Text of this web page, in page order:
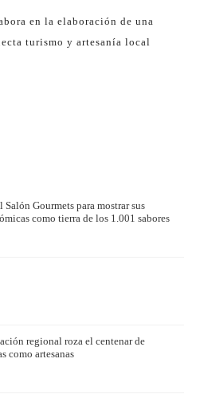
en la elaboración de una
turismo y artesanía local
Salón Gourmets para mostrar sus
como tierra de los 1.001 sabores
regional roza el centenar de
como artesanas